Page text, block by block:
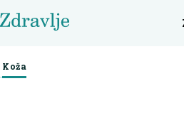
Koža